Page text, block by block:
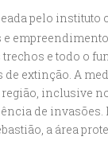
pelo
e todo o
extinção. A
inclusive
de invasões.
a área